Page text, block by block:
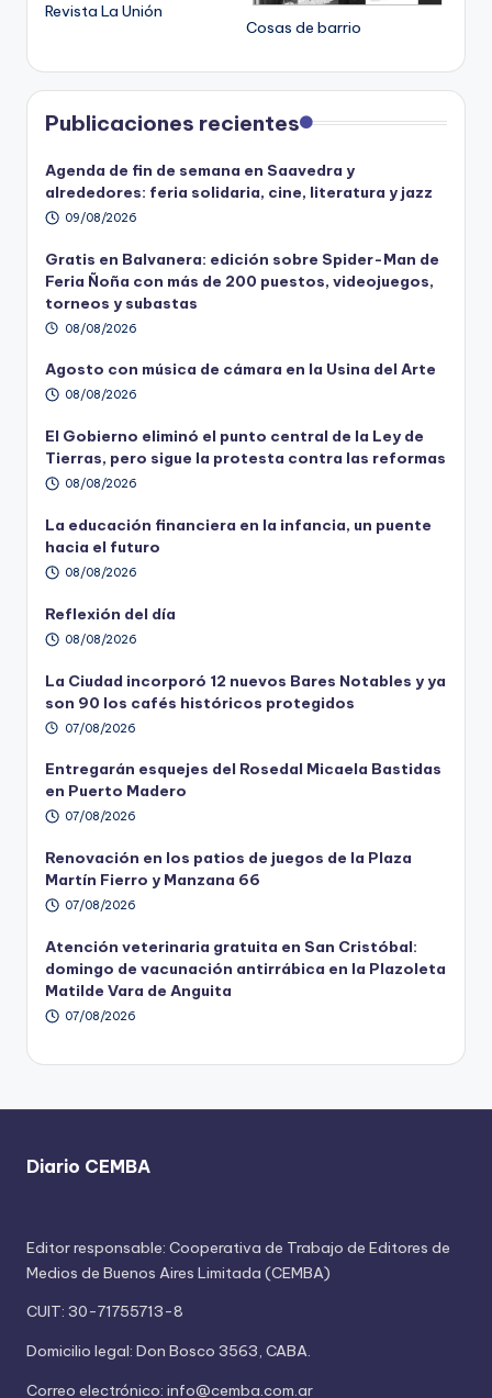
Revista La Unión
Cosas de barrio
Publicaciones recientes
Agenda de fin de semana en Saavedra y
alrededores: feria solidaria, cine, literatura y jazz
09/08/2026
Gratis en Balvanera: edición sobre Spider-Man de
Feria Ñoña con más de 200 puestos, videojuegos,
torneos y subastas
08/08/2026
Agosto con música de cámara en la Usina del Arte
08/08/2026
El Gobierno eliminó el punto central de la Ley de
Tierras, pero sigue la protesta contra las reformas
08/08/2026
La educación financiera en la infancia, un puente
hacia el futuro
08/08/2026
Reflexión del día
08/08/2026
La Ciudad incorporó 12 nuevos Bares Notables y ya
son 90 los cafés históricos protegidos
07/08/2026
Entregarán esquejes del Rosedal Micaela Bastidas
en Puerto Madero
07/08/2026
Renovación en los patios de juegos de la Plaza
Martín Fierro y Manzana 66
07/08/2026
Atención veterinaria gratuita en San Cristóbal:
domingo de vacunación antirrábica en la Plazoleta
Matilde Vara de Anguita
07/08/2026
Diario CEMBA
Editor responsable: Cooperativa de Trabajo de Editores de
Medios de Buenos Aires Limitada (CEMBA)
CUIT: 30-71755713-8
Domicilio legal: Don Bosco 3563, CABA.
Correo electrónico: info@cemba.com.ar